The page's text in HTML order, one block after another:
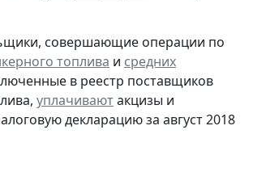
совершающие операции по
топлива и средних
в реестр поставщиков
уплачиваютакцизы и
декларацию за август 2018